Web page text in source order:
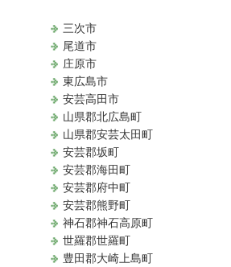
三次市
尾道市
庄原市
東広島市
安芸高田市
山県郡北広島町
山県郡安芸太田町
安芸郡坂町
安芸郡海田町
安芸郡府中町
安芸郡熊野町
神石郡神石高原町
世羅郡世羅町
豊田郡大崎上島町